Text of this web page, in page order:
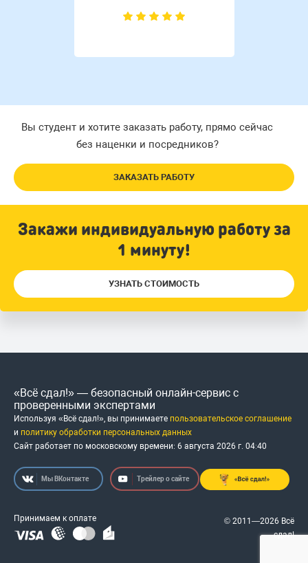
Вы студент и хотите заказать работу, прямо сейчас
без наценки и посредников?
ЗАКАЗАТЬ РАБОТУ
Закажи индивидуальную работу за
1 минуту!
УЗНАТЬ СТОИМОСТЬ
«Всё сдал!» — безопасный онлайн-сервис с
проверенными экспертами
Используя «Всё сдал!», вы принимаете пользовательское соглашение
и политику обработки персональных данных
Сайт работает по московскому времени: 6 августа 2026 г. 04:40
Мы ВКонтакте Трейлер о сайте
Принимаем к оплате
© 2011—2026 Всё
сдал!